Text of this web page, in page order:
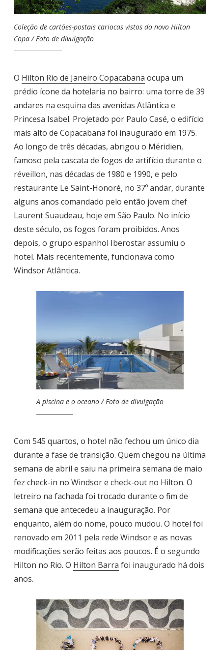
Coleção de cartões-postais cariocas vistos do novo Hilton
Copa / Foto de divulgação
O Hilton Rio de Janeiro Copacabana ocupa um
prédio ícone da hotelaria no bairro: uma torre de 39
andares na esquina das avenidas Atlântica e
Princesa Isabel. Projetado por Paulo Casé, o edifício
mais alto de Copacabana foi inaugurado em 1975.
Ao longo de três décadas, abrigou o Méridien,
famoso pela cascata de fogos de artifício durante o
réveillon, nas décadas de 1980 e 1990, e pelo
restaurante Le Saint-Honoré, no 37º andar, durante
alguns anos comandado pelo então jovem chef
Laurent Suaudeau, hoje em São Paulo. No início
deste século, os fogos foram proibidos. Anos
depois, o grupo espanhol Iberostar assumiu o
hotel. Mais recentemente, funcionava como
Windsor Atlântica.
A piscina e o oceano / Foto de divulgação
Com 545 quartos, o hotel não fechou um único dia
durante a fase de transição. Quem chegou na última
semana de abril e saiu na primeira semana de maio
fez check-in no Windsor e check-out no Hilton. O
letreiro na fachada foi trocado durante o fim de
semana que antecedeu a inauguração. Por
enquanto, além do nome, pouco mudou. O hotel foi
renovado em 2011 pela rede Windsor e as novas
modificações serão feitas aos poucos. É o segundo
Hilton no Rio. O Hilton Barra foi inaugurado há dois
anos.